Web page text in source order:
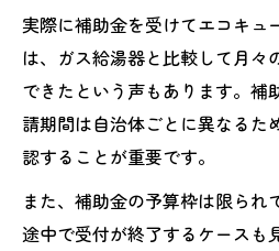
実際に補助金を受けてエコキュ
は、ガス給湯器と比較して月々
できたという声もあります。補
請期間は自治体ごとに異なるた
認することが重要です。
また、補助金の予算枠は限られ
途中で受付が終了するケースも